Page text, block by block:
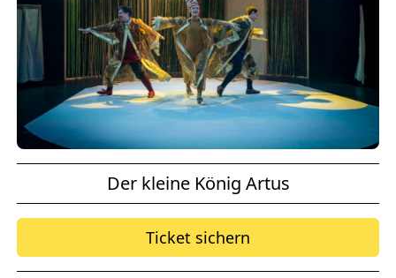
Der kleine König Artus
Ticket sichern